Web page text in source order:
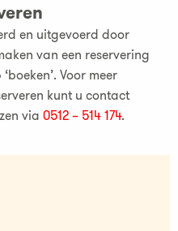
en uitgevoerd door
van een reservering
Voor meer
kunt u contact
via 0512 – 514 174.